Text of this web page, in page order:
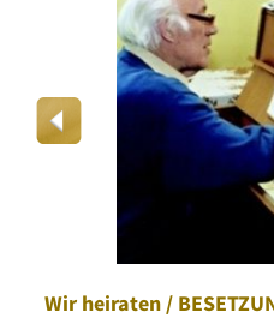
Wir heiraten /